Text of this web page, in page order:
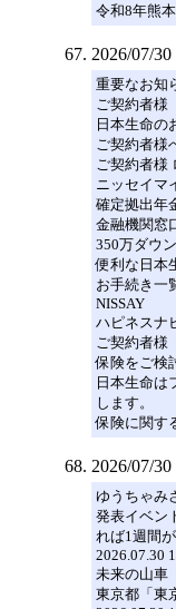
令和8年熊
2026/07/
重要なお知
ご契約者様
日本生命の
ご契約者様
ご契約者様
ニッセイマ
確定拠出年
金融機関窓
350万ダウ
便利な日本
お手続き一
NISSAY
ハピネスナ
ご契約者様
保険をご検
日本生命は
します。
保険に関す
2026/07/
ゆうちゃみ
発表イベン
れば1週間が
2026.07.30
未来の山車
東京都「東